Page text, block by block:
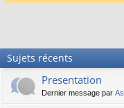
Sujets récents
Presentation
Dernier message par